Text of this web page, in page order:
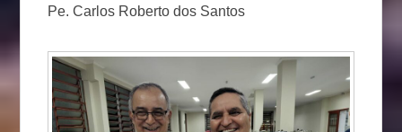
Pe. Carlos Roberto dos Santos